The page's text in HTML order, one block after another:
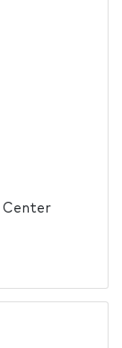
Center